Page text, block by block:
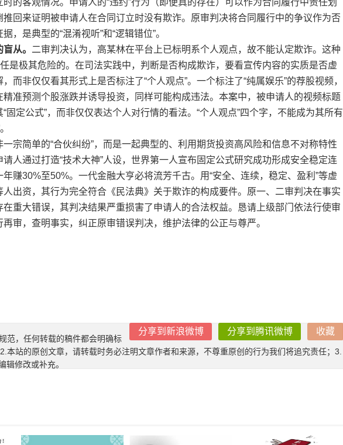
的客观情况。申请人的“违约”行为（即便真的存在）可以作为合同履行中责任划
推回来证明被申请人在合同订立时没有欺诈。原审判决将合同履行中的争议作为否
，是典型的“混淆视听”和“逻辑错位”。
从。 二审判决认为，高某林在平台上已标明系个人观点，故不能认定欺诈。这种
任是极其危险的。在司法实践中，判断是否构成欺诈，要看宣传内容的实质是否虚
而非仅仅看其形式上是否标注了“个人观点”。一个标注了“纯属娱乐”的荐股视频，
准预测个股涨跌并诱导投资，同样可能构成违法。本案中，被申请人的视频标题
固定公式”，而非仅仅表达个人对行情的看法。“个人观点”四个字，不能成为其所有
宗简单的“合伙纠纷”，而是一起典型的、利用期货投资高风险和信息不对称特性
人通过打造“技术大神”人设，世界第一人宣布固定公式研究成功形成安全稳定连
赚30%至50%。一代金融大亨必将流芳千古。用“安全、连续，稳定、盈利”等虚
出资，其行为完全符合《民法典》关于欺诈的构成要件。原一、二审判决在事实
重大错误，其判决结果严重损害了申请人的合法权益。恳请上级部门依法行使审
审，查明事实，纠正原审错误判决，维护法律的公正与尊严。
分享到新浪微博 分享到腾讯微博 收藏
范，任何转载的稿件都会明确标
本站的原创文章，请转载时务必注明文章作者和来源，不尊重原创的行为我们将追究责任；3.
辑修改或补充。